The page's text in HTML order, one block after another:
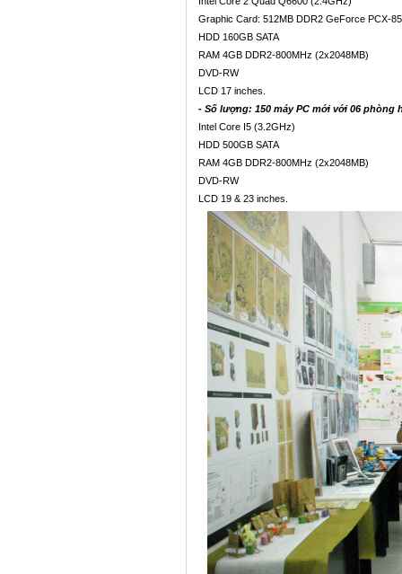
Graphic Card: 512MB DDR2 GeForce PCX-
HDD 160GB SATA
RAM 4GB DDR2-800MHz (2x2048MB)
DVD-RW
LCD 17 inches.
- Số lượng: 150 máy PC mớivới 06 phòng
Intel Core I5 (3.2GHz)
HDD 500GB SATA
RAM 4GB DDR2-800MHz (2x2048MB)
DVD-RW
LCD 19 & 23 inches.